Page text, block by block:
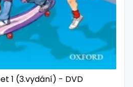
1 (3.vydání) - DVD